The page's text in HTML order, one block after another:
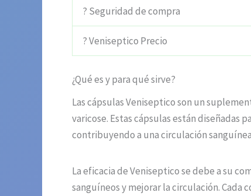
? Seguridad de compra
? Veniseptico Precio
¿Qué es y para qué sirve?
Las cápsulas Veniseptico son un
varicose. Estas cápsulas están diseñadas
contribuyendo a una circulación
La eficacia de Veniseptico se debe a su
sanguíneos y mejorar la circulación.